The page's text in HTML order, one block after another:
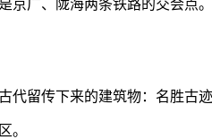
京广、陇海两条铁路的交会点。
代留传下来的建筑物：名胜古
。